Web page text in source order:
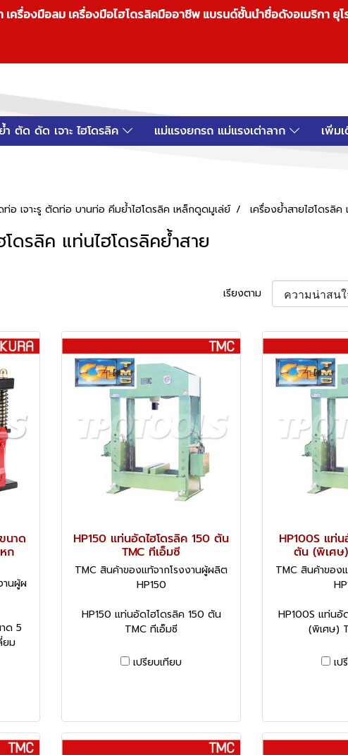
รื่องมือลม เครื่องมือไฮโดรลิคมืออาชีพ แบรนด์ชั้นนำชื่อดังอเมริกา
ำ ตัด ดัด เจาะ ไฮโดรลิค แม่แรงยกรถ แม่แรงเต่าลาก เพิ่ม
อ เจาะรู ตัดท่อ บานท่อ คีมย้ำไฮโดรลิค เหล็กดูดมูเล่ย์ เครื่องย้ำสายไฮโดรลิ
โดรลิค แท่นไฮโดรลิคย้ำสาย
เรียงตาม
นาด
ก
านผู้ผ
ด 5
ยม
HP150 แท่นอัดไฮโดรลิค 150 ตัน
TMC ทีเอ็มซี
TMC สินค้าของแท้จากโรงงานผู้ผลิต
HP150
HP150 แท่นอัดไฮโดรลิค 150 ตัน
TMC ทีเอ็มซี
เปรียบเทียบ
HP100S แท่
ตัน (พิเศษ
TMC สินค้าของ
HP100S แท่นอั
(พิเศษ)
เป